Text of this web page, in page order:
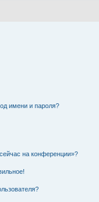
имени и пароля?
на конференции»?